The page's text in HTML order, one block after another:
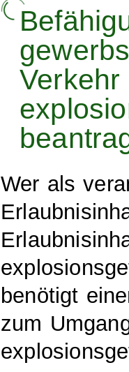
Verkehr
Wer als
benötigt
zum